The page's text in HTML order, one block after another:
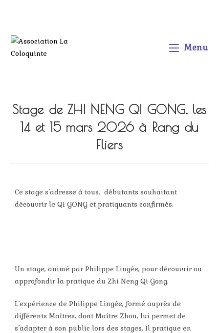
Menu
Stage de ZHI NENG QI GONG, les
14 et 15 mars 2026 à Rang du
Fliers
Ce stage s’adresse à tous, débutants souhaitant
découvrir le QI GONG et pratiquants confirmés.
Un stage, animé par Philippe Lingée, pour découvrir ou
approfondir la pratique du Zhi Neng Qi Gong.
L’expérience de Philippe Lingée, formé auprès de
différents Maîtres, dont Maître Zhou, lui permet de
s’adapter à son public lors des stages. Il pratique en